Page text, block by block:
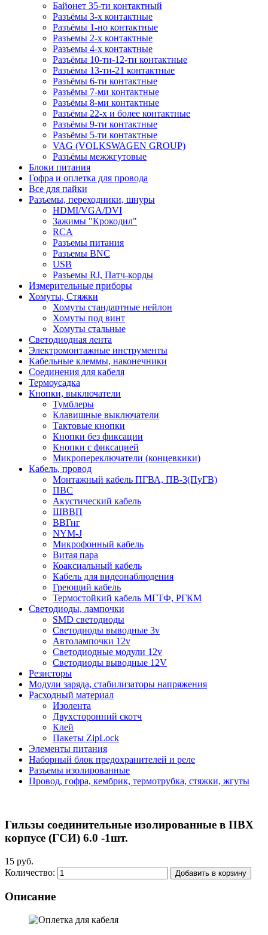
Байонет 35-ти контактный
Разъёмы 3-х контактные
Разъёмы 1-но контактные
Разъемы 2-х контактные
Разъемы 4-х контактные
Разъёмы 10-ти-12-ти контактные
Разъёмы 13-ти-21 контактные
Разъёмы 6-ти контактные
Разъёмы 7-ми контактные
Разъёмы 8-ми контактные
Разъёмы 22-х и более контактные
Разъёмы 9-ти контактные
Разъёмы 5-ти контактные
VAG (VOLKSWAGEN GROUP)
Разъёмы межжгутовые
Блоки питания
Гофра и оплетка для провода
Все для пайки
Разъемы, переходники, шнуры
HDMI/VGA/DVI
Зажимы "Крокодил"
RCA
Разъемы питания
Разъемы BNC
USB
Разъемы RJ, Патч-корды
Измерительные приборы
Хомуты, Стяжки
Хомуты стандартные нейлон
Хомуты под винт
Хомуты стальные
Светодиодная лента
Электромонтажные инструменты
Кабельные клеммы, наконечники
Соединения для кабеля
Термоусадка
Кнопки, выключатели
Тумблеры
Клавишные выключатели
Тактовые кнопки
Кнопки без фиксации
Кнопки с фиксацией
Микропереключатели (концевкики)
Кабель, провод
Монтажный кабель ПГВА, ПВ-3(ПуГВ)
ПВС
Акустический кабель
ШВВП
ВВГнг
NYM-J
Микрофонный кабель
Витая пара
Коаксиальный кабель
Кабель для видеонаблюдения
Греющий кабель
Термостойкий кабель МГТФ, РГКМ
Светодиоды, лампочки
SMD светодиоды
Светодиоды выводные 3v
Автолампочки 12v
Светодиодные модули 12v
Светодиоды выводные 12V
Резисторы
Модули заряда, стабилизаторы напряжения
Расходный материал
Изолента
Двухсторонний скотч
Клей
Пакеты ZipLock
Элементы питания
Наборный блок предохранителей и реле
Разъемы изолированные
Провод, гофра, кембрик, термотрубка, стяжки, жгуты
Гильзы соединительные изолированные в ПВХ
корпусе (ГСИ) 6.0 -1шт.
15 руб.
Количество:
Добавить в корзину
Описание